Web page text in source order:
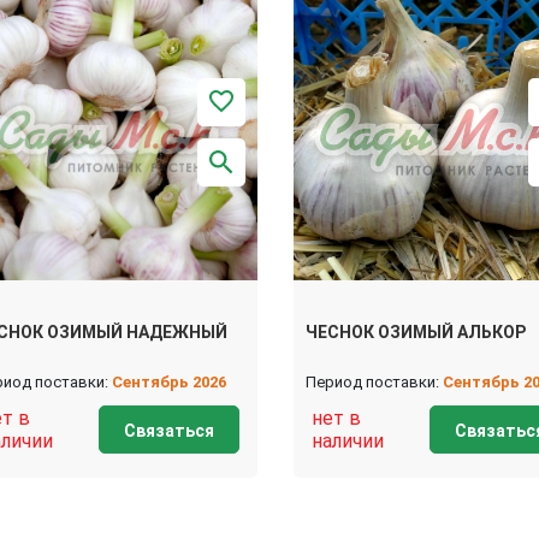
ОЗИМЫЙ НАДЕЖНЫЙ
поставки: Сентябрь 2026
в
Связаться
ЧЕСНОК ОЗИМЫЙ АЛЬКОР
Период поставки: Сентябрь
нет в
наличии